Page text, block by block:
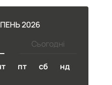
2026
Сьогодні
пт сб нд